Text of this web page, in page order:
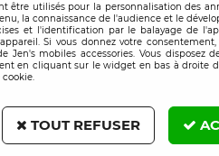
être utilisés pour la personnalisation des
la connaissance de l'audience et le
et l'identification par le balayage de
Si vous donnez votre
Jen's mobiles accessories. Vous disposez
en cliquant sur le widget en bas à droite
TOUT REFUSER